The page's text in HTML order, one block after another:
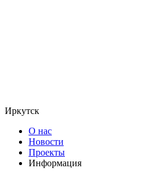
Иркутск
О нас
Новости
Проекты
Информация